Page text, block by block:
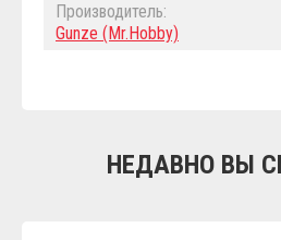
Производитель:
Gunze (Mr.Hobby)
НЕДАВНО ВЫ